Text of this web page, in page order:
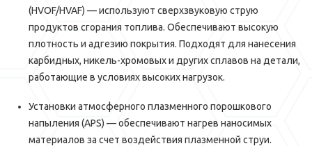
(HVOF/HVAF) — используют сверхзвуковую струю
продуктов сгорания топлива. Обеспечивают высокую
плотность и адгезию покрытия. Подходят для нанесения
карбидных, никель-хромовых и других сплавов на детали,
работающие в условиях высоких нагрузок.
Установки атмосферного плазменного порошкового
напыления (APS) — обеспечивают нагрев наносимых
материалов за счет воздействия плазменной струи.